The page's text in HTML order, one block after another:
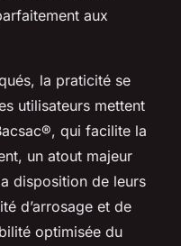
aux
la praticité se
utilisateurs mettent
qui facilite la
un atout majeur
disposition de leurs
d’arrosage et de
optimisée du